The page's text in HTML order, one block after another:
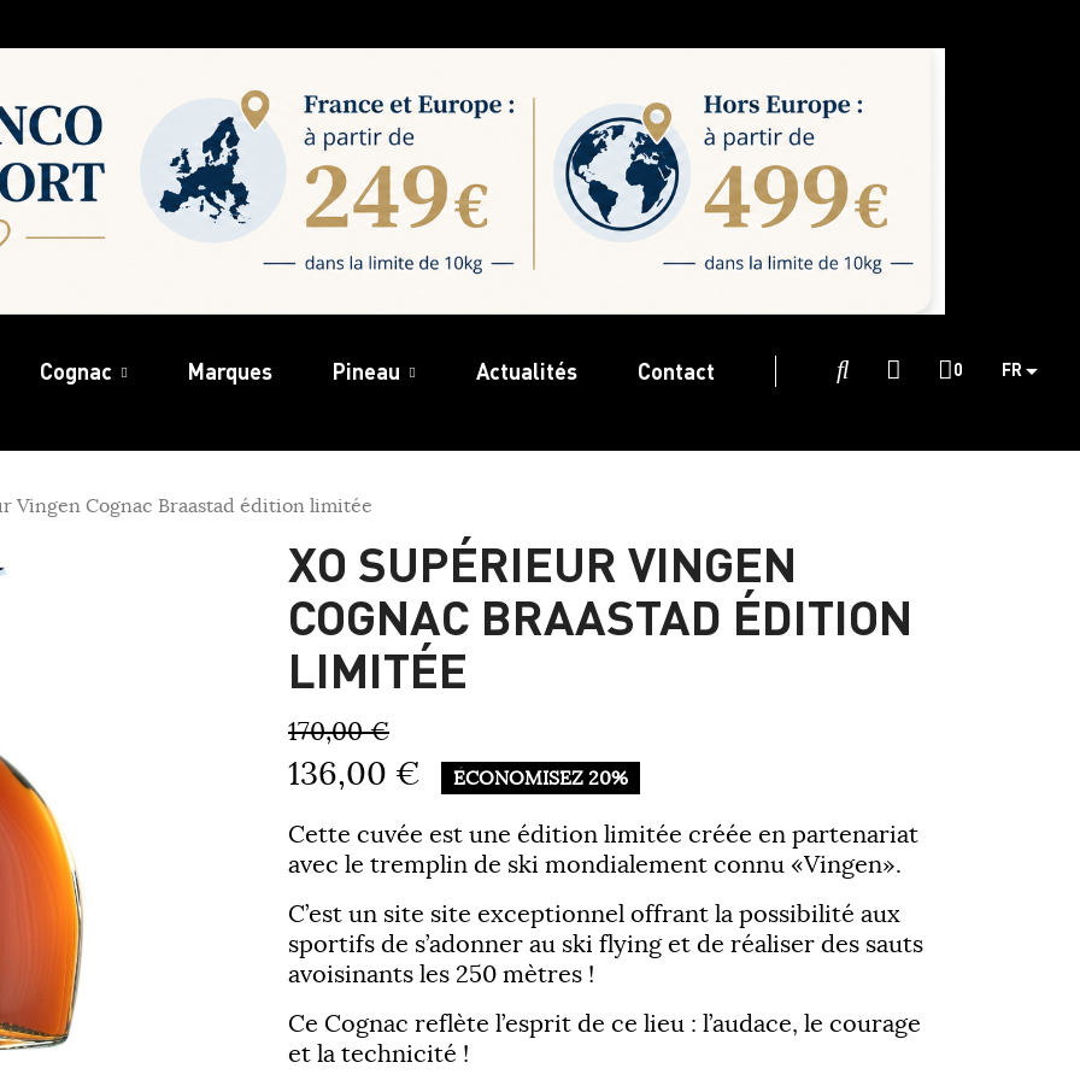
Cognac Marques Pineau Actualités Contact 0 FR
Vingen Cognac Braastad édition limitée
XO SUPÉRIEUR VINGEN
COGNAC BRAASTAD ÉDITION
LIMITÉE
170,00 €
136,00 € ÉCONOMISEZ 20%
Cette cuvée est une édition limitée créée en partenariat
avec le tremplin de ski mondialement connu «Vingen».
C’est un site site exceptionnel offrant la possibilité aux
sportifs de s’adonner au ski flying et de réaliser des sauts
avoisinants les 250 mètres !
Ce Cognac reflète l’esprit de ce lieu : l’audace, le courage
et la technicité !